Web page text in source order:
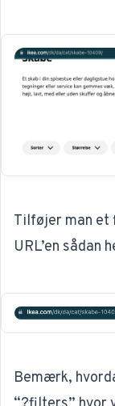
Tilføjer man et
URL’en sådan
Bemærk,